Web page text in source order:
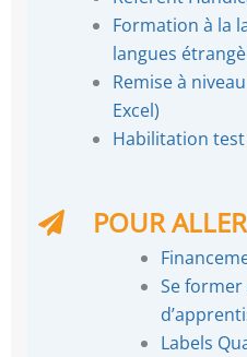
Formation à la
langues
Remise à
Excel)
Habilitation
POUR
Se
Labels